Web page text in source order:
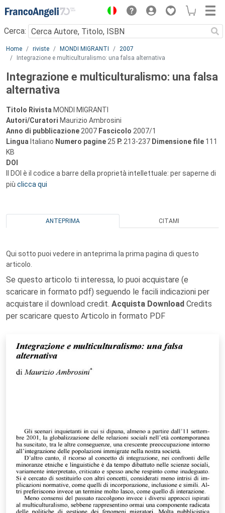
Menu
Cerca:
Main content
Home riviste MONDI MIGRANTI
2007
Integrazione e multiculturalismo: una falsa alternativa
Integrazione e multiculturalismo: una falsa
alternativa
Titolo Rivista MONDI MIGRANTI
Autori/Curatori Maurizio Ambrosini
Anno di pubblicazione 2007 Fascicolo 2007/1
Lingua Italiano Numero pagine 25 P. 213-237 Dimensione file 111
KB
DOI
Il DOI è il codice a barre della proprietà intellettuale: per saperne di
più clicca qui
ANTEPRIMA CITAMI
Qui sotto puoi vedere in anteprima la prima pagina di questo
articolo.
Se questo articolo ti interessa, lo puoi acquistare (e
scaricare in formato pdf) seguendo le facili indicazioni per
acquistare il download credit. Acquista Download Credits
per scaricare questo Articolo in formato PDF